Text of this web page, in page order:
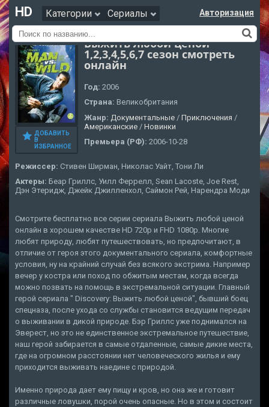
HD Категории Сериалы Авторизация
ДОБАВИТЬ
В
ИЗБРАННОЕ
Выжить любой ценой
1,2,3,4,5,6,7 сезон смотреть
онлайн
Год: 2006
Страна: Великобритания
Жанр: Документальные / Приключения /
Американские / Новинки
Премьера (РФ): 2006-10-28
Режиссер: Стивен Ширман, Николас Уайт, Тони Ли
Актеры: Беар Гриллс, Уилл Феррелл, Sean Lacoste, Joe Rest,
Дэн Этеридж, Джейк Джилленхол, Саймон Рей, Нарендра Моди
Смотрите бесплатно все серии сериала Выжить любой ценой
онлайн в хорошем качестве HD 720p и FHD 1080p. Многие
любят природу, любят путешествовать, но предпочитают, в
отличие от героя этого документального сериала, комфортные
условия, ну на крайний случай без всякого экстрима. Например
вечер у костра или поход по обжитым местам, когда всегда
можно позвать на помощь в экстремальной ситуации. Главный
герой сериала " Discovery: Выжить любой ценой", бывший боец
спецназа, после ухода со службы становится ведущим передач
о выживании в дикой природе. Бэр Гриллс уже поднимался на
Эверест, но это не единственное экстремальное путешествие,
наш герой забирается в самые отдаленные, самые дикие места,
где на огромном расстоянии нет человеческого жилья и ему
приходится выживать наедине с природой.
Именно природа дает ему пищу и кров, но она же и готовит
различные ловушки, порой очень опасные. Но в этом и состоит